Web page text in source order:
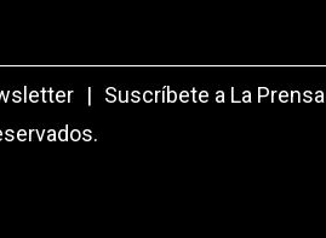
| Suscríbete a La Prensa